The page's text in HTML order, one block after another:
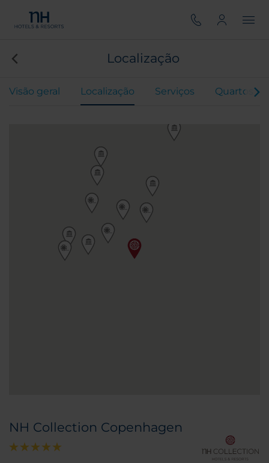
Localização
Visão geral Localização Serviços Quartos
NH Collection Copenhagen